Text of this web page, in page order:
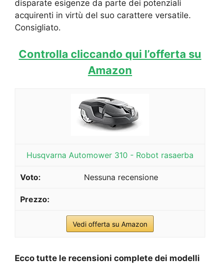
disparate esigenze da parte dei potenziali
acquirenti in virtù del suo carattere versatile.
Consigliato.
Controlla cliccando qui l’offerta su
Amazon
Husqvarna Automower 310 - Robot rasaerba
Nessuna recensione
Vedi offerta su Amazon
Ecco tutte le recensioni complete dei modelli